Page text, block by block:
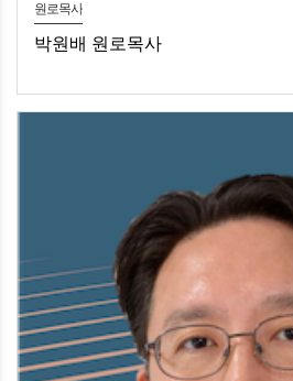
원로목사
박원배 원로목사